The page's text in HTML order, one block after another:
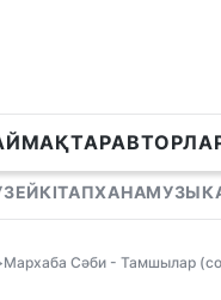
КІТАПХАНА
Mархаба Сәби - Тамшылар